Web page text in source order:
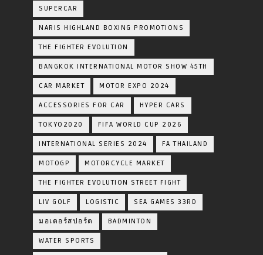
SUPERCAR
NARIS HIGHLAND BOXING PROMOTIONS
THE FIGHTER EVOLUTION
BANGKOK INTERNATIONAL MOTOR SHOW 45TH
CAR MARKET MOTOR EXPO 2024
ACCESSORIES FOR CAR HYPER CARS
TOKYO2020 FIFA WORLD CUP 2026
INTERNATIONAL SERIES 2024 FA THAILAND
MOTOGP MOTORCYCLE MARKET
THE FIGHTER EVOLUTION STREET FIGHT
LIV GOLF LOGISTIC SEA GAMES 33RD
มอเตอร์สปอร์ต BADMINTON
WATER SPORTS